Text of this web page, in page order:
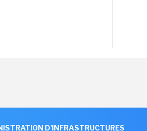
D'INFRASTRUCTURES